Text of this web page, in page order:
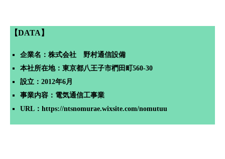
【DATA】
企業名：株式会社 野村通信設備
本社所在地：東京都八王子市椚田町560-30
設立：2012年6月
事業内容：電気通信工事業
URL：https://ntsnomurae.wixsite.com/nomutuu